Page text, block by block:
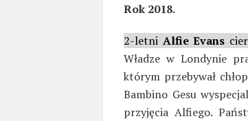
Rok 2018.
2-letni Alfie Evans
Władze w Londynie
którym przebywał
Bambino Gesu
przyjęcia Alfiego.